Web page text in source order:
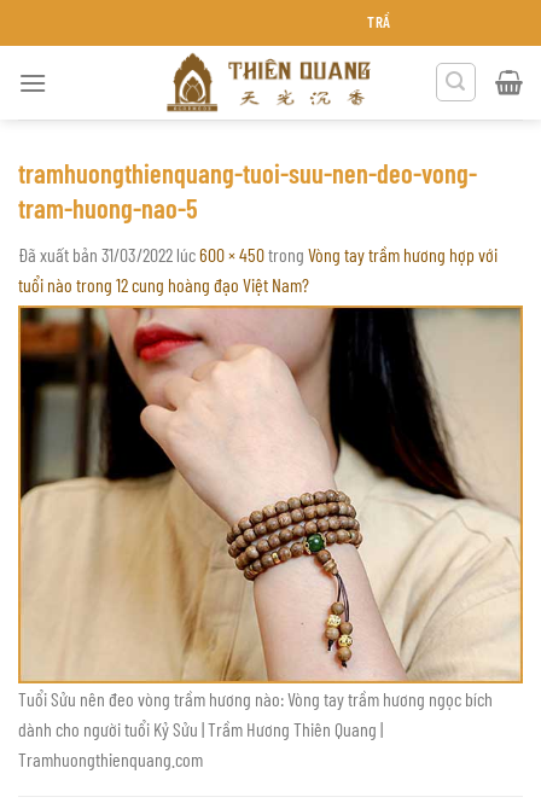
đến
TRẦM HƯƠNG THIÊN QUANG
tramhuongthienquang-tuoi-suu-nen-deo-vong-
tram-huong-nao-5
Đã xuất bản 31/03/2022 lúc600 × 450trong Vòng tay trầm hương hợp với
tuổi nào trong 12 cung hoàng đạo Việt Nam?
Tuổi Sửu nên đeo vòng trầm hương nào: Vòng tay trầm hương ngọc bích
dành cho người tuổi Kỷ Sửu | Trầm Hương Thiên Quang |
Tramhuongthienquang.com